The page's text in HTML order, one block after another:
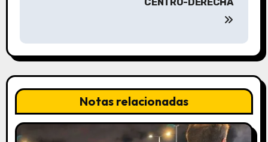
i
ó
n
d
e
Notas relacionadas